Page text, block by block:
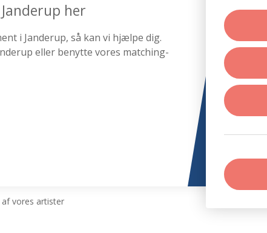
her
i Janderup, så kan vi hjælpe dig.
eller benytte vores matching-
af vores artister